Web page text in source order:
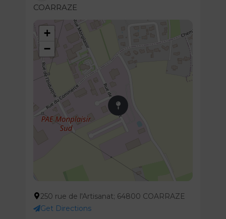
COARRAZE
+
−
250 rue de l'Artisanat; 64800 COARRAZE
Get Directions